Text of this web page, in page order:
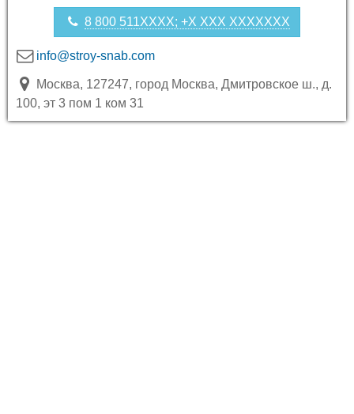
8 800 511XXXX; +X XXX XXXXXXX
info@stroy-snab.com
Москва, 127247, город Москва, Дмитровское ш., д.
100, эт 3 пом 1 ком 31